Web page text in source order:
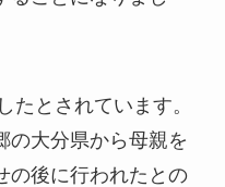
たとされています。
の大分県から母親を
の後に行われたとの